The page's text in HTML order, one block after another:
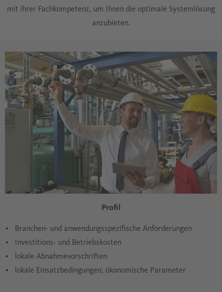
mit ihrer Fachkompetenz, um Ihnen die optimale Systemlösung
anzubieten.
Profil
Branchen- und anwendungsspezifische Anforderungen
Investitions- und Betriebskosten
lokale Abnahmevorschriften
lokale Einsatzbedingungen, ökonomische Parameter